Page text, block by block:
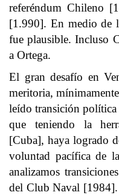
referéndum Chileno
[1.990]. En medio de
fue plausible. Incluso
a Ortega.
El gran desafío en
meritoria,
leído transición
que teniendo la
[Cuba], haya logrado
voluntad pacífica de
analizamos
del Club Naval